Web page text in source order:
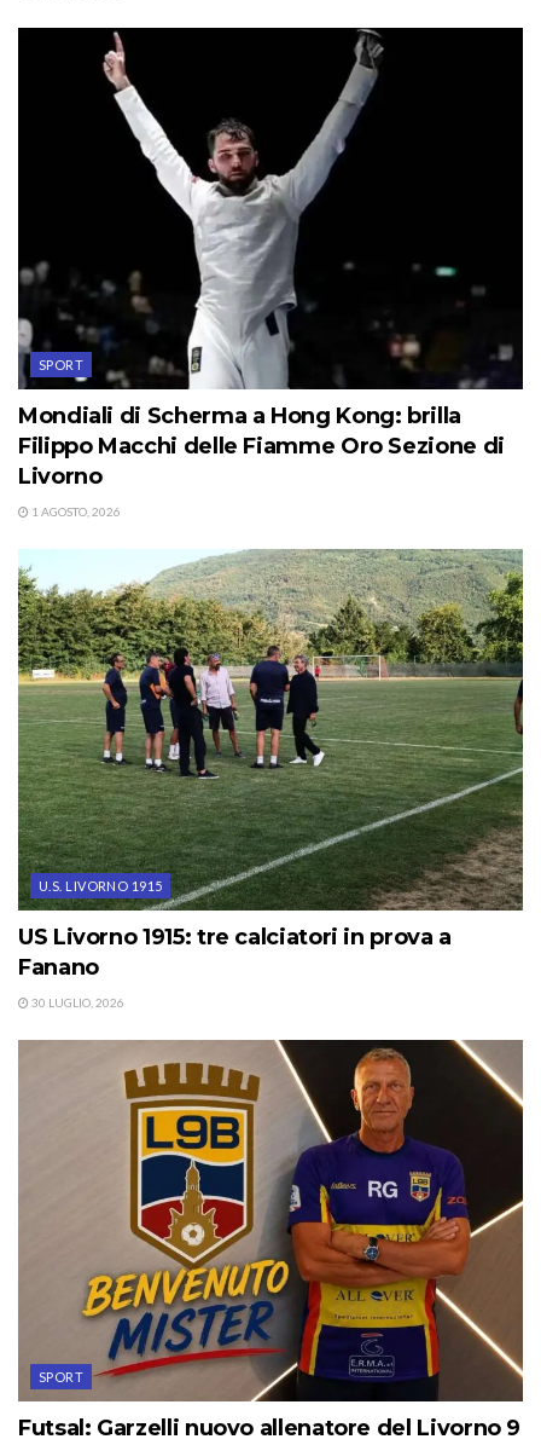
SPORT
Mondiali di Scherma a Hong Kong: brilla
Filippo Macchi delle Fiamme Oro Sezione di
Livorno
1 AGOSTO, 2026
U.S. LIVORNO 1915
US Livorno 1915: tre calciatori in prova a
Fanano
30 LUGLIO, 2026
SPORT
Futsal: Garzelli nuovo allenatore del Livorno 9